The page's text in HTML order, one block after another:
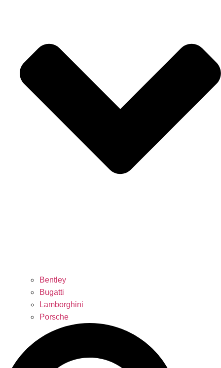
Bentley
Bugatti
Lamborghini
Porsche